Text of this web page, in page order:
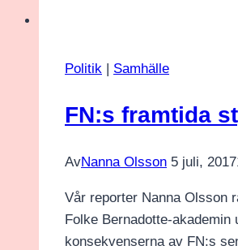
Politik | Samhälle
FN:s framtida
AvNanna Olsson 5 juli, 2017
Vår reporter Nanna Olsson
Folke Bernadotte-
konsekvenserna av FN:s